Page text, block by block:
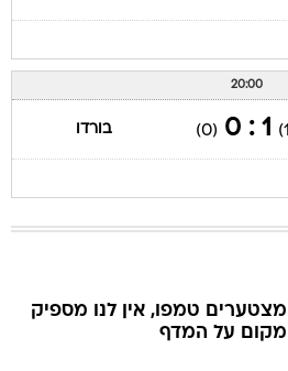
20:00
1 : 0
(0) בורדו
מצטערים טמפו, אין לנו מספיק
מקום על המדף